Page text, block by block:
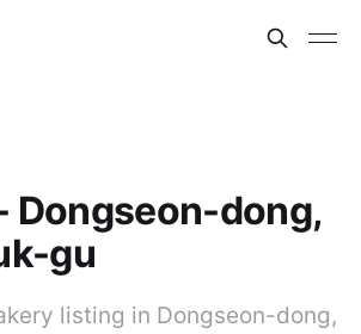
- Dongseon-dong,
gu
listing in Dongseon-dong,